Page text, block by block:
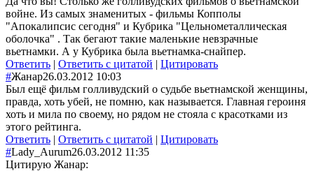
войне. Из самых знаменитых - фильмы Копполы
"Апокалипсис сегодня" и Кубрика "Цельнометаллическая
оболочка" . Так бегают такие маленькие невзрачные
вьетнамки. А у Кубрика была вьетнамка-снайпер.
Ответить | Ответить с цитатой | Цитировать
#Жанар26.03.2012 10:03
Был ещё фильм голливудский о судьбе вьетнамской женщины,
правда, хоть убей, не помню, как называется. Главная героиня
хоть и мила по своему, но рядом не стояла с красотками из
этого рейтинга.
Ответить | Ответить с цитатой | Цитировать
#Lady_Aurum26.03.2012 11:35
Цитирую Жанар: